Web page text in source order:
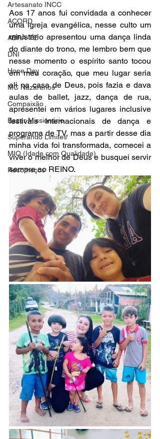
Artesanato INCC
ACORD
ABRA-TE
DNI
Hope Day
MC Nazarenos
Compaixão
Bazar Missionário
Superando Limites
MIQ (Idade com Qualidade)
Recomeços
Aos 17 anos fui convidada a conhecer
uma igreja evangélica, nesse culto um
ministério apresentou uma dança linda
do diante do trono, me lembro bem que
nesse momento o espírito santo tocou
em meu coração, que meu lugar seria
ali na casa de Deus, pois fazia e dava
aulas de ballet, jazz, dança de rua,
apresentei em vários lugares inclusive
festivais Internacionais de dança e
programa de TV, mas a partir desse dia
minha vida foi transformada, comecei a
viver o melhor de Deus e busquei servir
sempre ao REINO.